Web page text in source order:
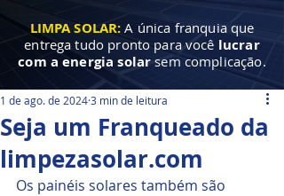
LIMPA SOLAR:A única franquia que
entrega tudo pronto para você lucrar
com a energia solar sem complicação.
Seja um Franqueado da
limpezasolar.com
1 de ago. de 20243 min de leitura
Os painéis solares também são